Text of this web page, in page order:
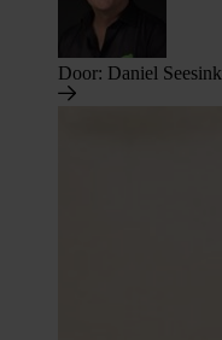
Door: Daniel Seesink